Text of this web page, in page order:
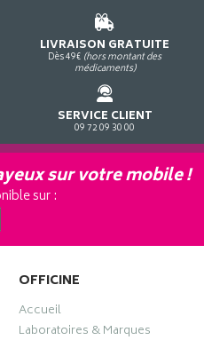
LIVRAISON GRATUITE
Dès 49€ (hors montant des
médicaments)
SERVICE CLIENT
09 72 09 30 00
sur votre mobile !
sur :
OFFICINE
Accueil
Laboratoires & Marques